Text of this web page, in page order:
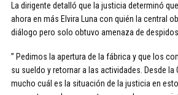
La dirigente detalló que la justicia determinó
ahora en más Elvira Luna con quién la central
diálogo pero solo obtuvo amenaza de despidos.
” Pedimos la apertura de la fábrica y que los
su sueldo y retornar a las actividades. Desde la
mucho cuál es la situación de la justicia en